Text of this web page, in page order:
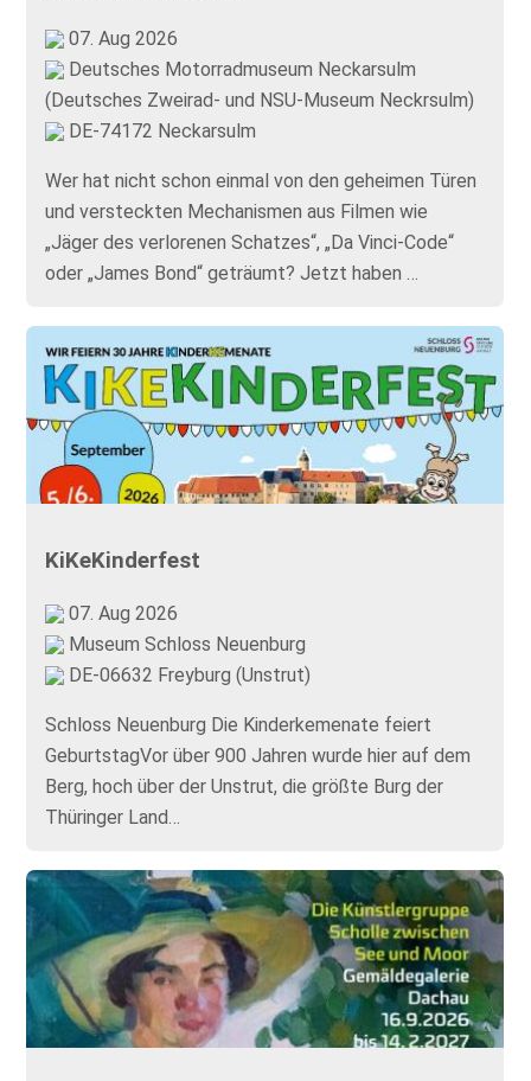
07. Aug 2026
Deutsches Motorradmuseum Neckarsulm
(Deutsches Zweirad- und NSU-Museum Neckrsulm)
DE-74172 Neckarsulm
Wer hat nicht schon einmal von den geheimen Türen
und versteckten Mechanismen aus Filmen wie
„Jäger des verlorenen Schatzes“, „Da Vinci-Code“
oder „James Bond“ geträumt? Jetzt haben …
KiKeKinderfest
07. Aug 2026
Museum Schloss Neuenburg
DE-06632 Freyburg (Unstrut)
Schloss Neuenburg Die Kinderkemenate feiert
GeburtstagVor über 900 Jahren wurde hier auf dem
Berg, hoch über der Unstrut, die größte Burg der
Thüringer Land…